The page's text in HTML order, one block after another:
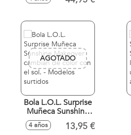
32 cm
AGOTADO
Bola L.O.L. Surprise
Muñeca Sunshine
Makeover cambian
de color con el sol.
4 años 13,95 €